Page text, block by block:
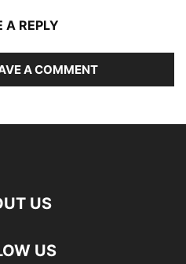
A REPLY
A COMMENT
US
US